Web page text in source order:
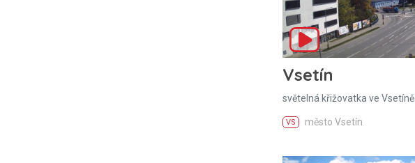
Vsetín
světelná křižovatka ve Vsetíně
VS město Vsetín